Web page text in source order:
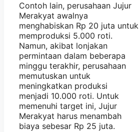
Contoh lain, perusahaan Jujur
Merakyat awalnya
menghabiskan Rp 20 juta untuk
memproduksi 5.000 roti.
Namun, akibat lonjakan
permintaan dalam beberapa
minggu terakhir, perusahaan
memutuskan untuk
meningkatkan produksi
menjadi 10.000 roti. Untuk
memenuhi target ini, Jujur
Merakyat harus menambah
biaya sebesar Rp 25 juta.